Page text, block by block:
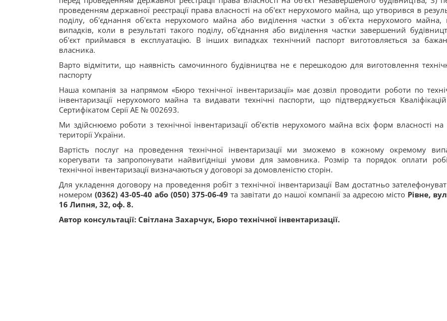
проведенням державної реєстрації права власності на об'єкт нерухомого майна, що утворився в
поділу, об'єднання об'єкта нерухомого майна або виділення частки з об'єкта нерухомого майна,
випадків, коли в результаті такого поділу, об'єднання або виділення частки завершений
об'єкт приймався в експлуатацію. В інших випадках технічний паспорт виготовляється за
власника.
Варто відмітити, що наявність самочинного будівництва не є перешкодою для виготовлення
паспорту
Наша компанія за напрямом «Бюро технічної інвентаризації» має дозвіл проводити роботи по
інвентаризації нерухомого майна та видавати технічні паспорти, що підтверджується
Сертифікатом Серії АЕ № 002693.
Ми здійснюємо роботи з технічної інвентаризації об’єктів нерухомого майна всіх форм власності на
території України.
Вартість послуг на проведення технічної інвентаризації ми зможемо в кожному окремому
корегувати та запропонувати найвигідніші умови для замовника. Розмір та порядок оплати
технічної інвентаризації визначаються у договорі за домовленістю сторін.
Для укладення договору на проведення робіт з технічної інвентаризації Вам достатньо
номером (0362) 43-05-40 або (050) 375-06-49 та завітати до нашої компанії за адресою місто Рівне,
16 Липня, 32, оф. 8.
Автор консультації: Світлана Захарчук, Бюро технічної інвентаризації.